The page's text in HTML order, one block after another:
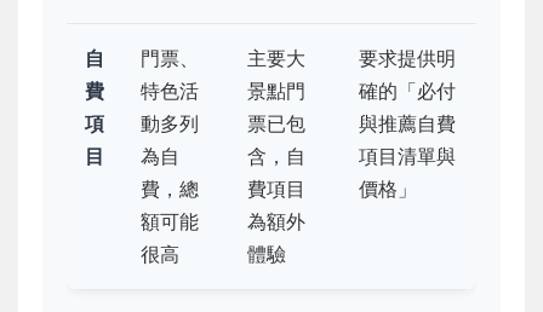
自
費
項
目
門票、
特色活
動多列
為自
費，總
額可能
很高
主要大
景點門
票已包
含，自
費項目
為額外
體驗
要求提供明
確的「必付
與推薦自費
項目清單與
價格」